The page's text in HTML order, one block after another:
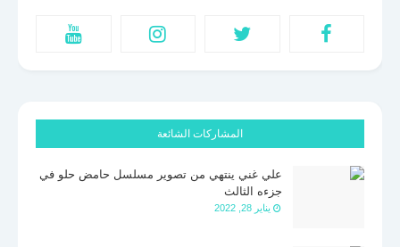
المشاركات الشائعة
علي غني ينتهي من تصوير مسلسل حامض حلو في
جزءه الثالث
يناير 28, 2022